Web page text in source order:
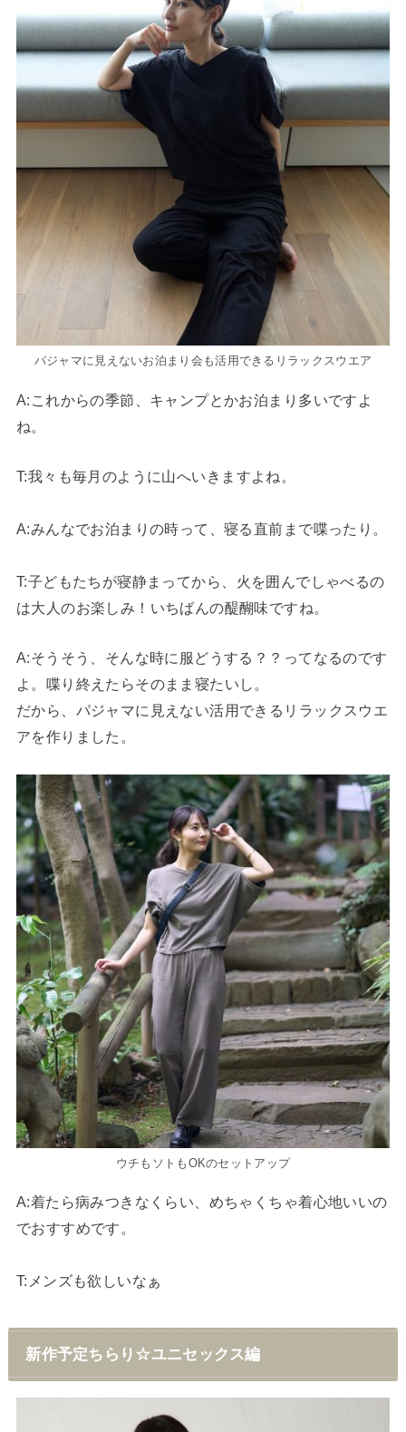
パジャマに見えないお泊まり会も活用できるリラックスウエア
A:これからの季節、キャンプとかお泊まり多いですよ
ね。
T:我々も毎月のように山へいきますよね。
A:みんなでお泊まりの時って、寝る直前まで喋ったり。
T:子どもたちが寝静まってから、火を囲んでしゃべるの
は大人のお楽しみ！いちばんの醍醐味ですね。
A:そうそう、そんな時に服どうする？？ってなるのです
よ。喋り終えたらそのまま寝たいし。
だから、パジャマに見えない活用できるリラックスウエ
アを作りました。
ウチもソトもOKのセットアップ
A:着たら病みつきなくらい、めちゃくちゃ着心地いいの
でおすすめです。
T:メンズも欲しいなぁ
新作予定ちらり☆ユニセックス編